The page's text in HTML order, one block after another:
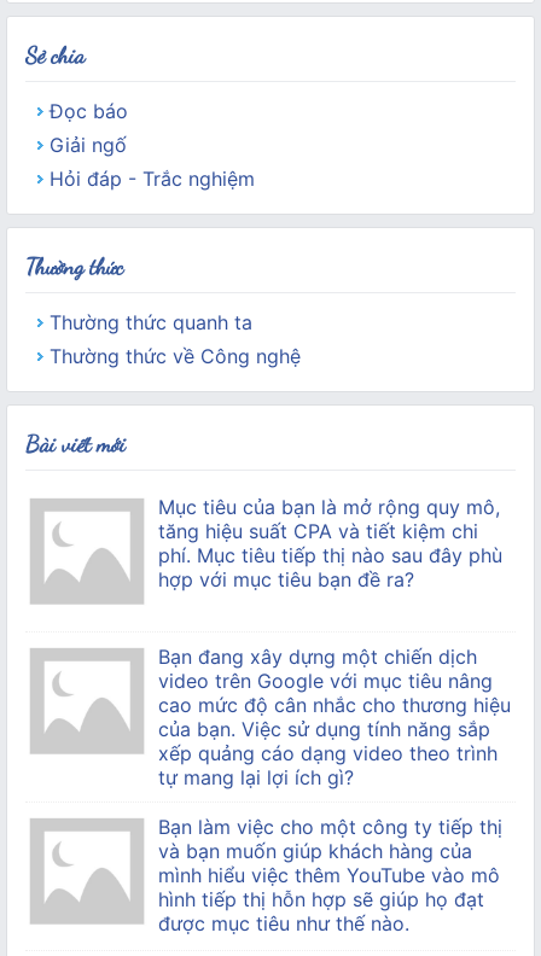
Sẻ chia
Đọc báo
Giải ngố
Hỏi đáp - Trắc nghiệm
Thường thức
Thường thức quanh ta
Thường thức về Công nghệ
Bài viết mới
Mục tiêu của bạn là mở rộng quy mô,
tăng hiệu suất CPA và tiết kiệm chi
phí. Mục tiêu tiếp thị nào sau đây phù
hợp với mục tiêu bạn đề ra?
Bạn đang xây dựng một chiến dịch
video trên Google với mục tiêu nâng
cao mức độ cân nhắc cho thương hiệu
của bạn. Việc sử dụng tính năng sắp
xếp quảng cáo dạng video theo trình
tự mang lại lợi ích gì?
Bạn làm việc cho một công ty tiếp thị
và bạn muốn giúp khách hàng của
mình hiểu việc thêm YouTube vào mô
hình tiếp thị hỗn hợp sẽ giúp họ đạt
được mục tiêu như thế nào.